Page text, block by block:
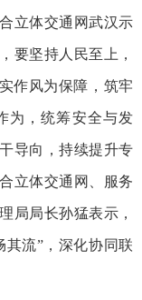
立体交通网武汉示
要坚持人民至上，
作风为保障，筑牢
为，统筹安全与发
导向，持续提升专
立体交通网、服务
局局长孙猛表示，
其流”，深化协同联